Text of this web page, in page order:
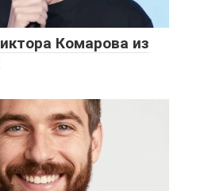
Комарова из